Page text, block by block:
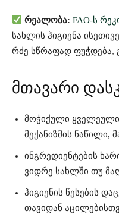
რეალობა: FAO-ს
სახლის ჰიგიენა
რძე სწრაფად ფუჭდება,
მთავარი
მოჭიქული ყველეული
მექანიზმის ნაწილი,
ინგრედიენტების
ვიდრე სახლში თუ
ჰიგიენის წესების
თავიდან